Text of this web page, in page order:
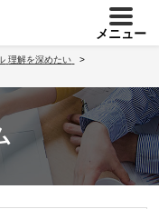
メニュー
理解を深めたい